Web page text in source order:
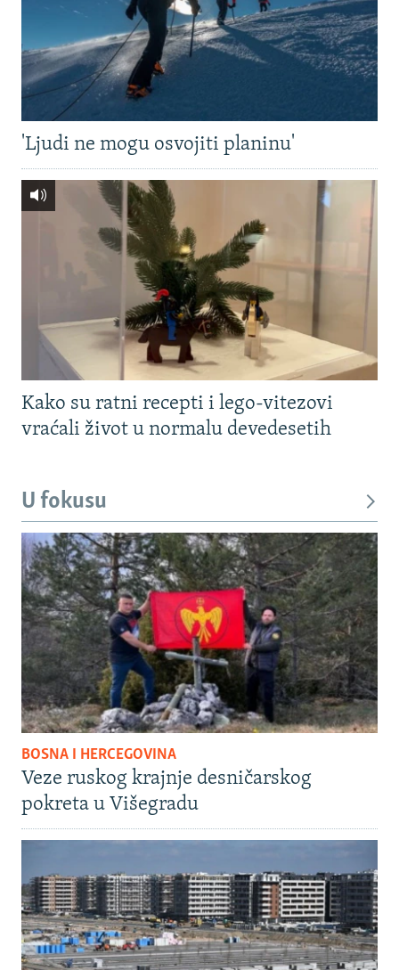
'Ljudi ne mogu osvojiti planinu'
Kako su ratni recepti i lego-vitezovi
vraćali život u normalu devedesetih
U fokusu
BOSNA I HERCEGOVINA
Veze ruskog krajnje desničarskog
pokreta u Višegradu